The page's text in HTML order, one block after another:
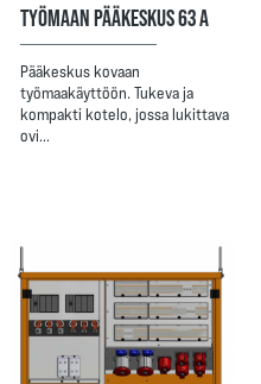
TYÖMAAN PÄÄKESKUS 63 A
Pääkeskus kovaan
työmaakäyttöön. Tukeva ja
kompakti kotelo, jossa lukittava
ovi…